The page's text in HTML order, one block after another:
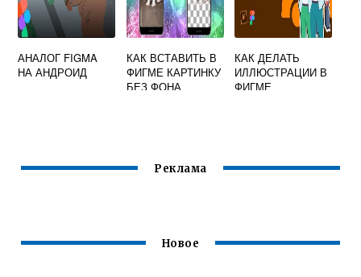
АНАЛОГ FIGMA
НА АНДРОИД
КАК ВСТАВИТЬ В
ФИГМЕ КАРТИНКУ
БЕЗ ФОНА
КАК ДЕЛАТЬ
ИЛЛЮСТРАЦИИ В
ФИГМЕ
Реклама
Новое